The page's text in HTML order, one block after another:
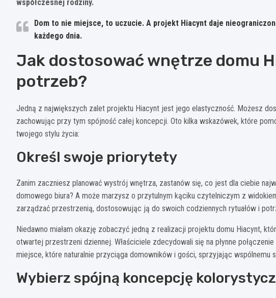
współczesnej rodziny.
Dom to nie miejsce, to uczucie. A projekt Hiacynt daje
każdego dnia.
Jak dostosować wnętrze domu
potrzeb?
Jedną z największych zalet projektu Hiacynt jest jego elastyczność. Możesz
zachowując przy tym spójność całej koncepcji. Oto kilka wskazówek, które
twojego stylu życia:
Określ swoje priorytety
Zanim zaczniesz planować wystrój wnętrza, zastanów się, co jest dla ciebie
domowego biura? A może marzysz o przytulnym kąciku czytelniczym z
zarządzać przestrzenią, dostosowując ją do swoich codziennych rytuałów i
Niedawno miałam okazję zobaczyć jedną z realizacji projektu domu Hiacynt,
otwartej przestrzeni dziennej. Właściciele zdecydowali się na płynne
miejsce, które naturalnie przyciąga domowników i gości, sprzyjając wspólnemu
Wybierz spójną koncepcję